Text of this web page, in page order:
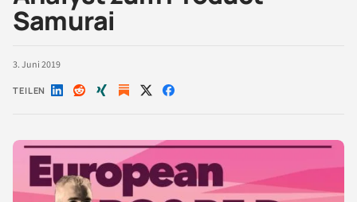
Samurai
3. Juni 2019
TEILEN Auf Auf Auf Auf Auf